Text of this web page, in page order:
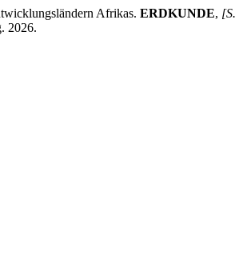
Afrikas. ERDKUNDE,
2026.